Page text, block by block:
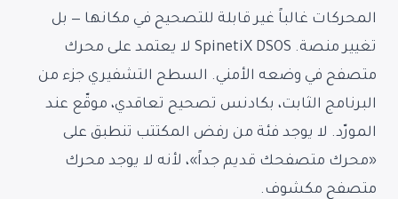
المحركات غالباً غير قابلة للتصحيح في مكانها — بل
تغيير منصة. SpinetiX DSOS لا يعتمد على محرك
متصفح في وضعه الأمني. السطح التشفيري جزء من
البرنامج الثابت، بكادنس تصحيح تعاقدي، موقّع عند
المورّد. لا يوجد فئة من رفض المكتتب تنطبق على
«محرك متصفحك قديم جداً»، لأنه لا يوجد محرك
متصفح مكشوف.